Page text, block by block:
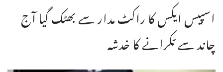
اسپیس ایکس کا راکٹ مدار سے بھٹک گیا آج
چاند سے ٹکرانے کا خدشہ